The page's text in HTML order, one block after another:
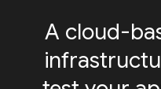
A cloud-